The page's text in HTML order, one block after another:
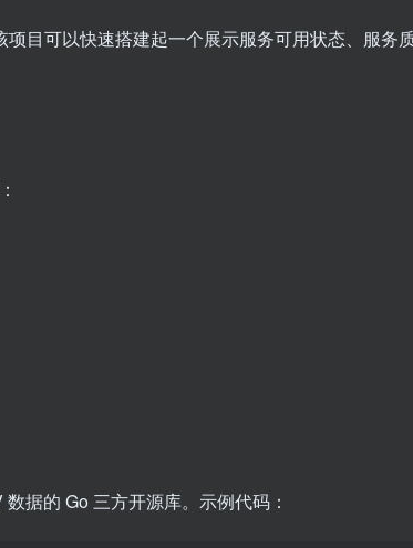
项目可以快速搭建起一个展示服务可用状态、服务
据的 Go 三方开源库。示例代码：